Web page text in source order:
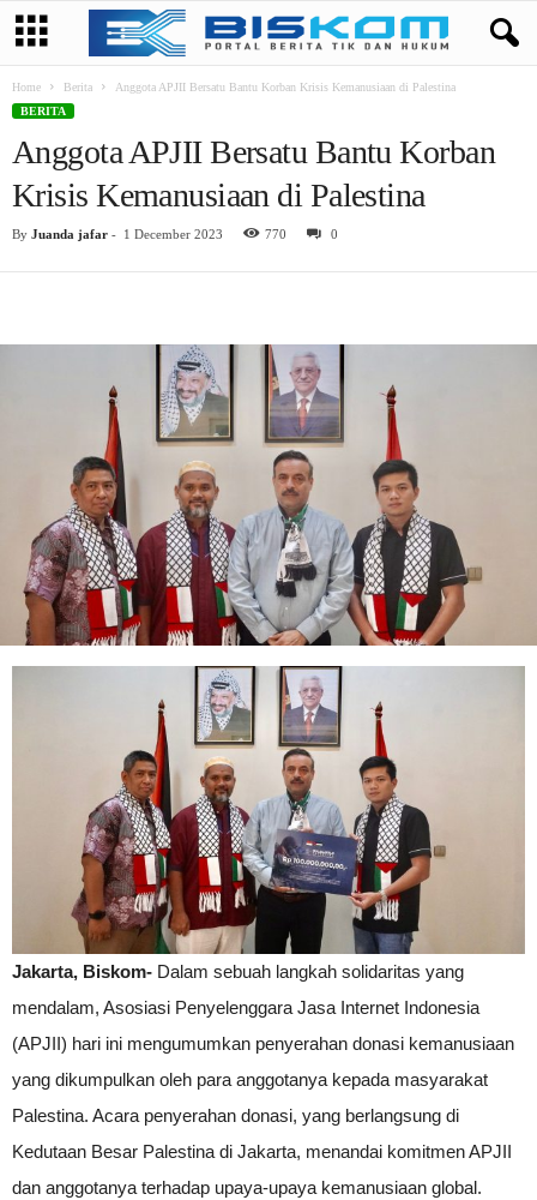
Home Berita
Anggota APJII Bersatu Bantu Korban Krisis Kemanusiaan di Palestina
BERITA
Anggota APJII Bersatu Bantu Korban
Krisis Kemanusiaan di Palestina
By Juanda jafar - 1 December 2023 770 0
Jakarta, Biskom- Dalam sebuah langkah solidaritas yang
mendalam, Asosiasi Penyelenggara Jasa Internet Indonesia
(APJII) hari ini mengumumkan penyerahan donasi kemanusiaan
yang dikumpulkan oleh para anggotanya kepada masyarakat
Palestina. Acara penyerahan donasi, yang berlangsung di
Kedutaan Besar Palestina di Jakarta, menandai komitmen APJII
dan anggotanya terhadap upaya-upaya kemanusiaan global.